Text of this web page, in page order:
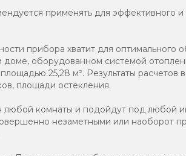
применять для эффективного
прибора хватит для оптимального
доме, оборудованном системой
25,28 м². Результаты расчетов
площади остекления.
любой комнаты и подойдут под любой
незаметными или наоборот